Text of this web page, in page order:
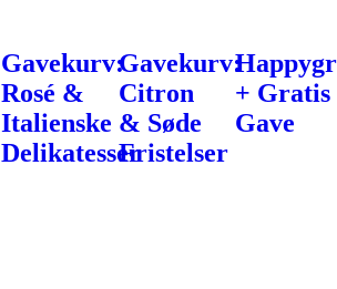
Gavekurv:
Rosé &
Italienske
Delikatesser
Gavekurv:
Citron
& Søde
Fristelser
+ Gratis
Gave